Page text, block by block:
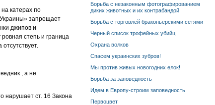
катерах по
запрещает
джипов и
степь и граница
, а не
нарушает ст. 16 Закона
Борьба с незаконным фотографированием
диких животных и их контрабандой
Борьба с торговлей браконьерскими сетями
Черный список трофейных убийц
Охрана волков
Спасем украинских зубров!
Мы против живых новогодних елок!
Борьба за заповедность
Идем в Европу-строим заповедность
Первоцвет